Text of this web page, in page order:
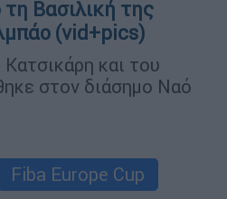
Βασιλική της
(vid+pics)
και του
στον διάσημο Ναό
Fiba Europe Cup